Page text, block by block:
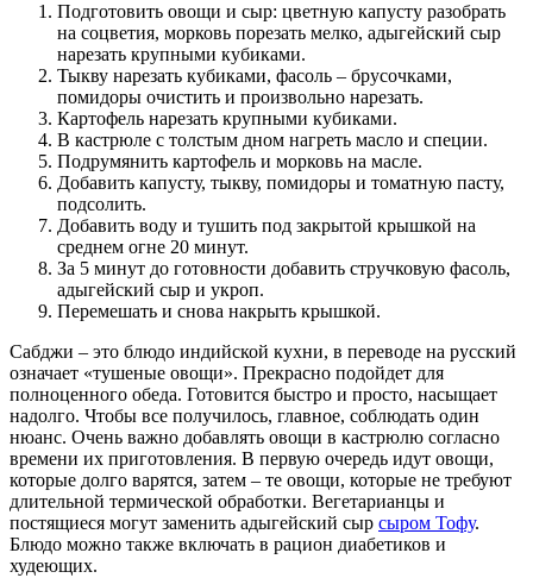
Подготовить овощи и сыр: цветную капусту разобрать
на соцветия, морковь порезать мелко, адыгейский сыр
нарезать крупными кубиками.
Тыкву нарезать кубиками, фасоль – брусочками,
помидоры очистить и произвольно нарезать.
Картофель нарезать крупными кубиками.
В кастрюле с толстым дном нагреть масло и специи.
Подрумянить картофель и морковь на масле.
Добавить капусту, тыкву, помидоры и томатную пасту,
подсолить.
Добавить воду и тушить под закрытой крышкой на
среднем огне 20 минут.
За 5 минут до готовности добавить стручковую фасоль,
адыгейский сыр и укроп.
Перемешать и снова накрыть крышкой.
Сабджи – это блюдо индийской кухни, в переводе на русский
означает «тушеные овощи». Прекрасно подойдет для
полноценного обеда. Готовится быстро и просто, насыщает
надолго. Чтобы все получилось, главное, соблюдать один
нюанс. Очень важно добавлять овощи в кастрюлю согласно
времени их приготовления. В первую очередь идут овощи,
которые долго варятся, затем – те овощи, которые не требуют
длительной термической обработки. Вегетарианцы и
постящиеся могут заменить адыгейский сыр сыром Тофу.
Блюдо можно также включать в рацион диабетиков и
худеющих.